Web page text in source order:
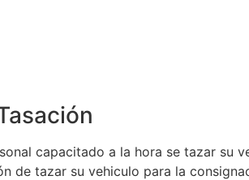
capacitado a la hora se tazar su
de tazar su vehiculo para la